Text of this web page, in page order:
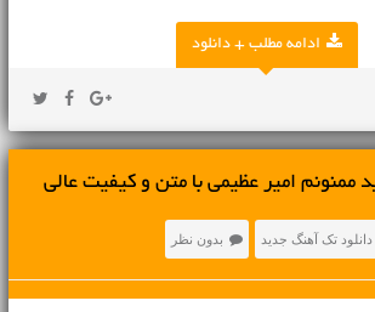
ادامه مطلب + دانلود
ممنونم امیر عظیمی با متن و کیفیت عالی
دانلود تک آهنگ جدید بدون نظر